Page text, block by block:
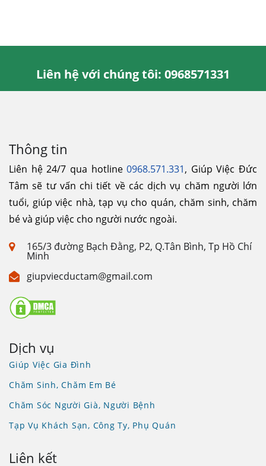
Liên hệ với chúng tôi: 0968571331
Thông tin
Liên hệ 24/7 qua hotline0968.571.331, Giúp Việc Đức
Tâm sẽ tư vấn chi tiết về các dịch vụ chăm người lớn
tuổi, giúp việc nhà, tạp vụ cho quán, chăm sinh, chăm
bé và giúp việc cho người nước ngoài.
165/3 đường Bạch Đằng, P2, Q.Tân Bình, Tp Hồ Chí
Minh
giupviecductam@gmail.com
Dịch vụ
Giúp Việc Gia Đình
Chăm Sinh, Chăm Em Bé
Chăm Sóc Người Già, Người Bệnh
Tạp Vụ Khách Sạn, Công Ty, Phụ Quán
Liên kết